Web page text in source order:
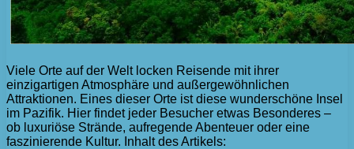
Viele Orte auf der Welt locken Reisende mit ihrer
einzigartigen Atmosphäre und außergewöhnlichen
Attraktionen. Eines dieser Orte ist diese wunderschöne Insel
im Pazifik. Hier findet jeder Besucher etwas Besonderes –
ob luxuriöse Strände, aufregende Abenteuer oder eine
faszinierende Kultur. Inhalt des Artikels: